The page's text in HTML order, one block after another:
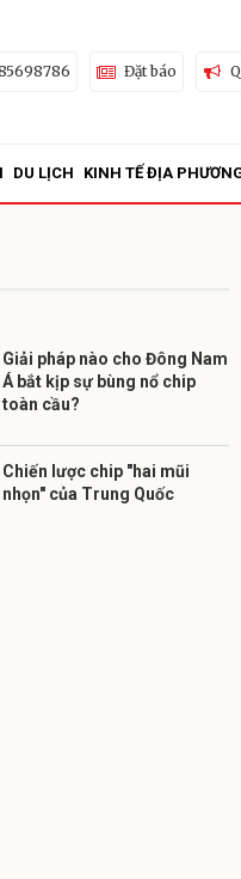
Đặt báo
DU LỊCH KINH TẾ ĐỊA
Giải pháp nào cho Đông Nam
Á bắt kịp sự bùng nổ chip
toàn cầu?
Chiến lược chip "hai mũi
nhọn" của Trung Quốc